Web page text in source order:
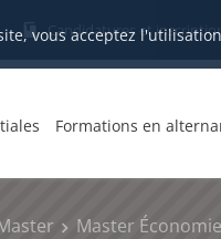
vous acceptez
Candidatures et
Formations en
Master